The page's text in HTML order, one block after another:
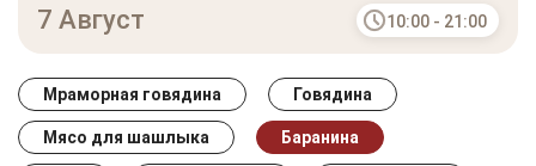
Мраморная говядина Говядина
Мясо для шашлыка Баранина
7 Август 10:00 - 21:00